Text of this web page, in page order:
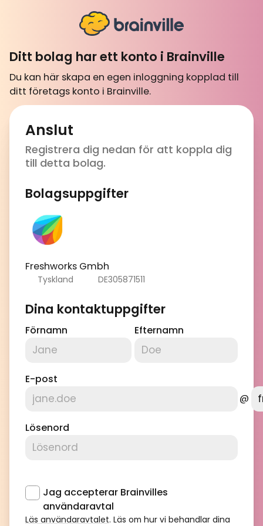
Anslut
Registrera dig nedan för att koppla dig
till detta bolag.
Bolagsuppgifter
Freshworks Gmbh
Tyskland DE305871511
Dina kontaktuppgifter
Förnamn Efternamn
E-post
@
Lösenord
Jag accepterar Brainvilles
användaravtal
Läs användaravtalet. Läs om hur vi behandlar dina
Ditt bolag har ett konto i Brainville
Du kan här skapa en egen inloggning kopplad till
ditt företags konto i Brainville.